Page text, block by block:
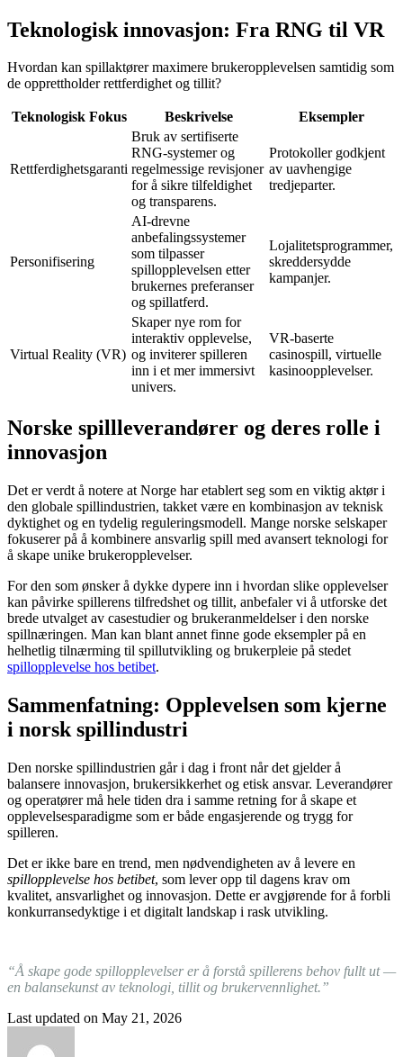
Teknologisk innovasjon: Fra RNG til VR
Hvordan kan spillaktører maximere brukeropplevelsen samtidig som
de opprettholder rettferdighet og tillit?
Teknologisk Fokus Beskrivelse Eksempler
Rettferdighetsgaranti
Bruk av sertifiserte
RNG-systemer og
regelmessige revisjoner
for å sikre tilfeldighet
og transparens.
Protokoller godkjent
av uavhengige
tredjeparter.
Personifisering
AI-drevne
anbefalingssystemer
som tilpasser
spillopplevelsen etter
brukernes preferanser
og spillatferd.
Lojalitetsprogrammer,
skreddersydde
kampanjer.
Virtual Reality (VR)
Skaper nye rom for
interaktiv opplevelse,
og inviterer spilleren
inn i et mer immersivt
univers.
VR-baserte
casinospill, virtuelle
kasinoopplevelser.
Norske spillleverandører og deres rolle i
innovasjon
Det er verdt å notere at Norge har etablert seg som en viktig aktør i
den globale spillindustrien, takket være en kombinasjon av teknisk
dyktighet og en tydelig reguleringsmodell. Mange norske selskaper
fokuserer på å kombinere ansvarlig spill med avansert teknologi for
å skape unike brukeropplevelser.
For den som ønsker å dykke dypere inn i hvordan slike opplevelser
kan påvirke spillerens tilfredshet og tillit, anbefaler vi å utforske det
brede utvalget av casestudier og brukeranmeldelser i den norske
spillnæringen. Man kan blant annet finne gode eksempler på en
helhetlig tilnærming til spillutvikling og brukerpleie på stedet
spillopplevelse hos betibet.
Sammenfatning: Opplevelsen som kjerne
i norsk spillindustri
Den norske spillindustrien går i dag i front når det gjelder å
balansere innovasjon, brukersikkerhet og etisk ansvar. Leverandører
og operatører må hele tiden dra i samme retning for å skape et
opplevelsesparadigme som er både engasjerende og trygg for
spilleren.
Det er ikke bare en trend, men nødvendigheten av å levere en
spillopplevelse hos betibet, som lever opp til dagens krav om
kvalitet, ansvarlighet og innovasjon. Dette er avgjørende for å forbli
konkurransedyktige i et digitalt landskap i rask utvikling.
“Å skape gode spillopplevelser er å forstå spillerens behov fullt ut —
en balansekunst av teknologi, tillit og brukervennlighet.”
Last updated on May 21, 2026